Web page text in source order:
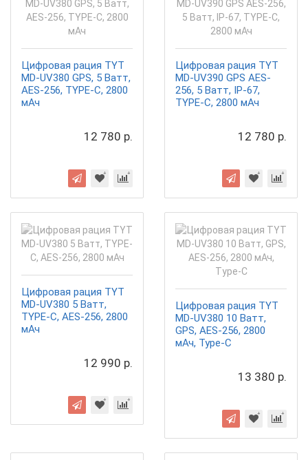
Цифровая рация TYT
MD-UV380 GPS, 5 Ватт,
AES-256, TYPE-C, 2800
мАч
12 780 р.
Цифровая рация TYT
MD-UV390 GPS AES-
256, 5 Ватт, IP-67,
TYPE-C, 2800 мАч
12 780 р.
Цифровая рация TYT
MD-UV380 5 Ватт,
TYPE-C, AES-256, 2800
мАч
12 990 р.
Цифровая рация TYT
MD-UV380 10 Ватт,
GPS, AES-256, 2800
мАч, Type-C
13 380 р.